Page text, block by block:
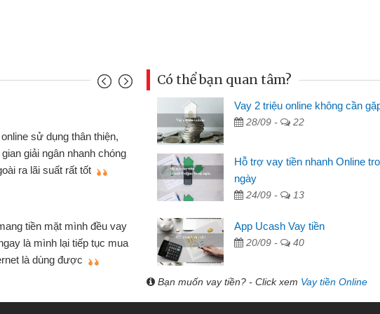
sử dụng thân thiện,
giải ngân nhanh chóng
ra lãi suất rất tốt
tiền mặt mình đều vay
là mình lại tiếp tục mua
là dùng được
Đoàn Hữu Cảnh
Mình cần tiền gấp nên định
nhưng thật may đã có gói vay
không cần gặp mặt nên rất tiện
bè biết
Tôi kinh doanh buôn bán
hàng, nhờ biết đến website
quyết được công việc của
Có thể bạn quan tâm?
Vay 2 triệu online không cần
28/09 - 22
Hỗ trợ vay tiền nhanh Online
ngày
24/09 - 13
App Ucash Vay tiền
20/09 - 40
Bạn muốn vay tiền? - Click xem Vay tiền Online